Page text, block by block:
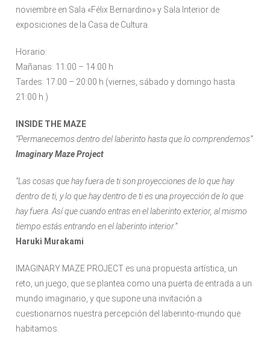
noviembre en Sala «Félix Bernardino» y Sala Interior de
exposiciones de la Casa de Cultura.
Horario:
Mañanas: 11:00 – 14:00 h
Tardes: 17:00 – 20:00 h (viernes, sábado y domingo hasta
21:00 h.)
INSIDE THE MAZE
“Permanecemos dentro del laberinto hasta que lo comprendemos”
Imaginary Maze Project
“Las cosas que hay fuera de ti son proyecciones de lo que hay
dentro de ti, y lo que hay dentro de ti es una proyección de lo que
hay fuera. Así que cuando entras en el laberinto exterior, al mismo
tiempo estás entrando en el laberinto interior.”
Haruki Murakami
IMAGINARY MAZE PROJECT es una propuesta artística, un
reto, un juego, que se plantea como una puerta de entrada a un
mundo imaginario, y que supone una invitación a
cuestionarnos nuestra percepción del laberinto-mundo que
habitamos.